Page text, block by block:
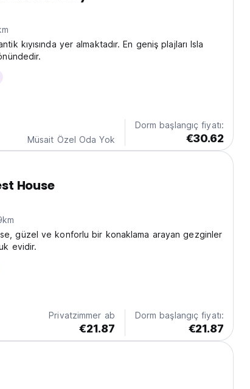
kıyısında yer almaktadır. En geniş plajları Isla
Müsait Özel Oda Yok
Dorm başlangıç fiyatı:
€30.62
House
güzel ve konforlu bir konaklama arayan gezginler
evidir.
Privatzimmer ab
€21.87
Dorm başlangıç fiyatı:
€21.87